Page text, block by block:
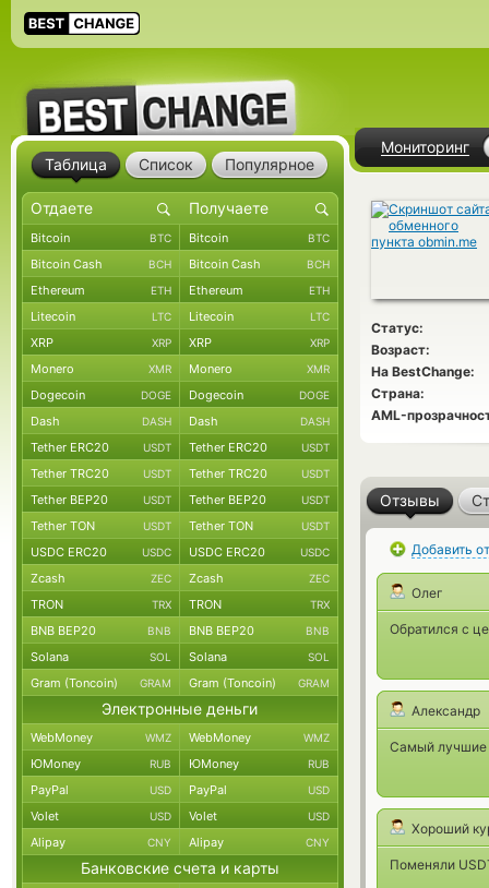
Мониторинг
Статус:
Возраст:
На BestChange:
Страна:
AML-
Отзывы
Добавить
Олег
Обратился с
Александр
Самый лучшие
Хороший
Поменяли
Таблица Список Популярное
Bitcoin BTC Bitcoin BTC
Bitcoin Cash BCH Bitcoin Cash BCH
Ethereum ETH Ethereum ETH
Litecoin LTC Litecoin LTC
XRP XRP XRP XRP
Monero XMR Monero XMR
Dogecoin DOGE Dogecoin DOGE
Dash DASH Dash DASH
Tether ERC20 USDT Tether ERC20 USDT
Tether TRC20 USDT Tether TRC20 USDT
Tether BEP20 USDT Tether BEP20 USDT
Tether TON USDT Tether TON USDT
USDC ERC20 USDC USDC ERC20 USDC
Zcash ZEC Zcash ZEC
TRON TRX TRON TRX
BNB BEP20 BNB BNB BEP20 BNB
Solana SOL Solana SOL
Gram (Toncoin) GRAM Gram (Toncoin) GRAM
Электронные деньги
WebMoney WMZ WebMoney WMZ
ЮMoney RUB ЮMoney RUB
PayPal USD PayPal USD
Volet USD Volet USD
Alipay CNY Alipay CNY
Банковские счета и карты